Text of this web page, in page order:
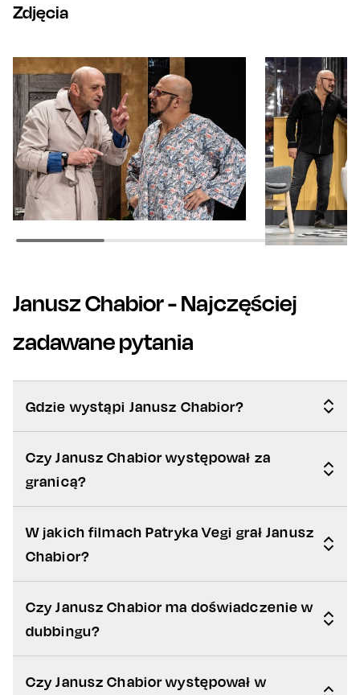
Zdjęcia
Janusz Chabior- Najczęściej
zadawane pytania
Gdzie wystąpi Janusz Chabior?
Czy Janusz Chabior występował za
granicą?
W jakich filmach Patryka Vegi grał Janusz
Chabior?
Czy Janusz Chabior ma doświadczenie w
dubbingu?
Czy Janusz Chabior występował w